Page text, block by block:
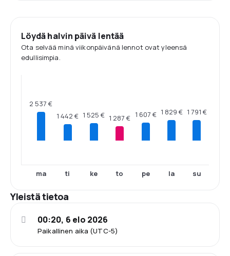
Löydä halvin päivä lentää
Ota selvää minä viikonpäivänä lennot ovat yleensä
edullisimpia.
2 537 €
ma
1 442 €
ti
1 525 €
ke
1 287 €
to
1 607 €
pe
1 829 €
la
1 791 €
su
Yleistä tietoa
Paikallinen aika (UTC-5)
00:20, 6 elo 2026